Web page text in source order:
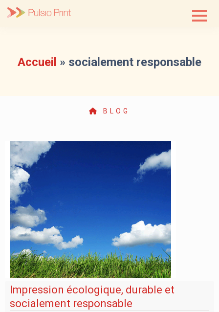
Accueil » socialement responsable
BLOG
Impression écologique, durable et
socialement responsable